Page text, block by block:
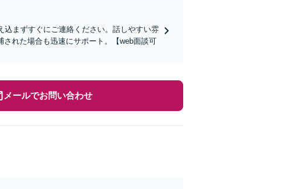
込まずすぐにご連絡ください。話しやすい雰
れた場合も迅速にサポート。【web面談可
メールでお問い合わせ